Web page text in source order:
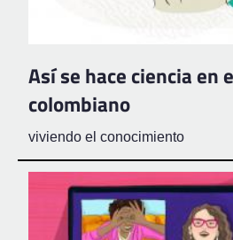
Así se hace ciencia en
colombiano
viviendo el conocimiento